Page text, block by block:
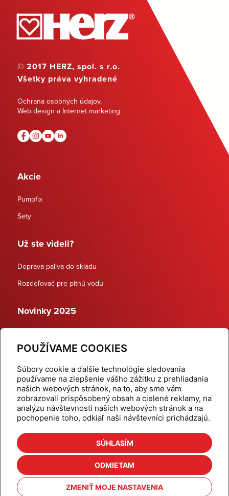
POUŽÍVAME COOKIES
Súbory cookie a ďalšie technológie sledovania
používame na zlepšenie vášho zážitku z prehliadania
našich webových stránok, na to, aby sme vám
zobrazovali prispôsobený obsah a cielené reklamy, na
analýzu návštevnosti našich webových stránok a na
pochopenie toho, odkiaľ naši návštevníci prichádzajú.
SÚHLASÍM
ODMIETAM
ZMENIŤ MOJE NASTAVENIA
© 2017 HERZ, spol. s r.o.
Všetky práva vyhradené
Ochrana osobných údajov,
Web design a Internet marketing
Akcie
Pumpfix
Sety
Už ste videli?
Doprava paliva do skladu
Rozdeľovač pre pitnú vodu
Novinky 2025
Dynamické termostatické ventily
Domov
Produkty
Aktuality
Odber šikovné tipy
Kalkulačky
Cenníky
Na stiahnutie
Referencie
Kontakt